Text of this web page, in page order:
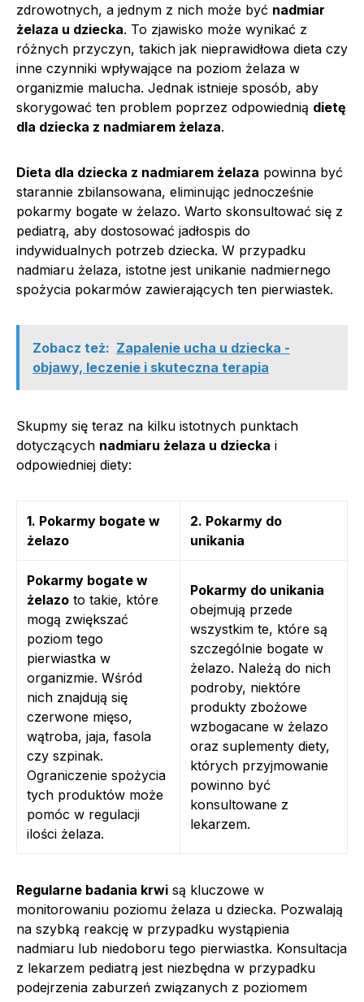
zdrowotnych, a jednym z nich może być nadmiar
żelaza u dziecka. To zjawisko może wynikać z
różnych przyczyn, takich jak nieprawidłowa dieta czy
inne czynniki wpływające na poziom żelaza w
organizmie malucha. Jednak istnieje sposób, aby
skorygować ten problem poprzez odpowiednią dietę
dla dziecka z nadmiarem żelaza.
Dieta dla dziecka z nadmiarem żelaza powinna być
starannie zbilansowana, eliminując jednocześnie
pokarmy bogate w żelazo. Warto skonsultować się z
pediatrą, aby dostosować jadłospis do
indywidualnych potrzeb dziecka. W przypadku
nadmiaru żelaza, istotne jest unikanie nadmiernego
spożycia pokarmów zawierających ten pierwiastek.
Zobacz też: Zapalenie ucha u dziecka -
objawy, leczenie i skuteczna terapia
Skupmy się teraz na kilku istotnych punktach
dotyczących nadmiaru żelaza u dziecka i
odpowiedniej diety:
1. Pokarmy bogate w
żelazo
2. Pokarmy do
unikania
Pokarmy bogate w
żelazo to takie, które
mogą zwiększać
poziom tego
pierwiastka w
organizmie. Wśród
nich znajdują się
czerwone mięso,
wątroba, jaja, fasola
czy szpinak.
Ograniczenie spożycia
tych produktów może
pomóc w regulacji
ilości żelaza.
Pokarmy do unikania
obejmują przede
wszystkim te, które są
szczególnie bogate w
żelazo. Należą do nich
podroby, niektóre
produkty zbożowe
wzbogacane w żelazo
oraz suplementy diety,
których przyjmowanie
powinno być
konsultowane z
lekarzem.
Regularne badania krwi są kluczowe w
monitorowaniu poziomu żelaza u dziecka. Pozwalają
na szybką reakcję w przypadku wystąpienia
nadmiaru lub niedoboru tego pierwiastka. Konsultacja
z lekarzem pediatrą jest niezbędna w przypadku
podejrzenia zaburzeń związanych z poziomem